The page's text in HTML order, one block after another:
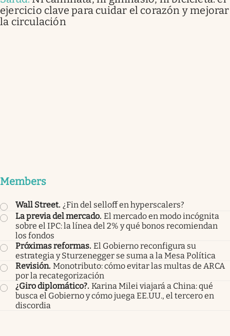
ejercicio clave para cuidar el corazón y mejorar
la circulación
Members
Wall Street. ¿Fin del selloff en hyperscalers?
La previa del mercado. El mercado en modo incógnita
sobre el IPC: la línea del 2% y qué bonos recomiendan
los fondos
Próximas reformas. El Gobierno reconfigura su
estrategia y Sturzenegger se suma a la Mesa Política
Revisión. Monotributo: cómo evitar las multas de ARCA
por la recategorización
¿Giro diplomático?. Karina Milei viajará a China: qué
busca el Gobierno y cómo juega EE.UU., el tercero en
discordia